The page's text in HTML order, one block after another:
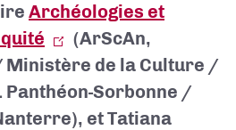
Archéologies et
(ArScAn,
Ministère de la Culture /
Sorbonne /
et Tatiana